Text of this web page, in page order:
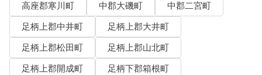
高座郡寒川町
中郡大磯町
中郡二宮町
足柄上郡中井町
足柄上郡大井町
足柄上郡松田町
足柄上郡山北町
足柄上郡開成町
足柄下郡箱根町